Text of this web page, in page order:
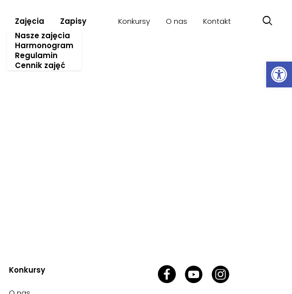
Zajęcia
Nasze zajęcia
Harmonogram
Regulamin
Cennik zajęć
Zapisy Konkursy O nas Kontakt
Konkursy